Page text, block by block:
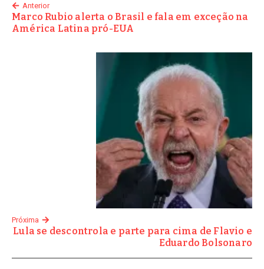
Anterior
Marco Rubio alerta o Brasil e fala em exceção na
América Latina pró-EUA
Próxima
Lula se descontrola e parte para cima de Flavio e
Eduardo Bolsonaro